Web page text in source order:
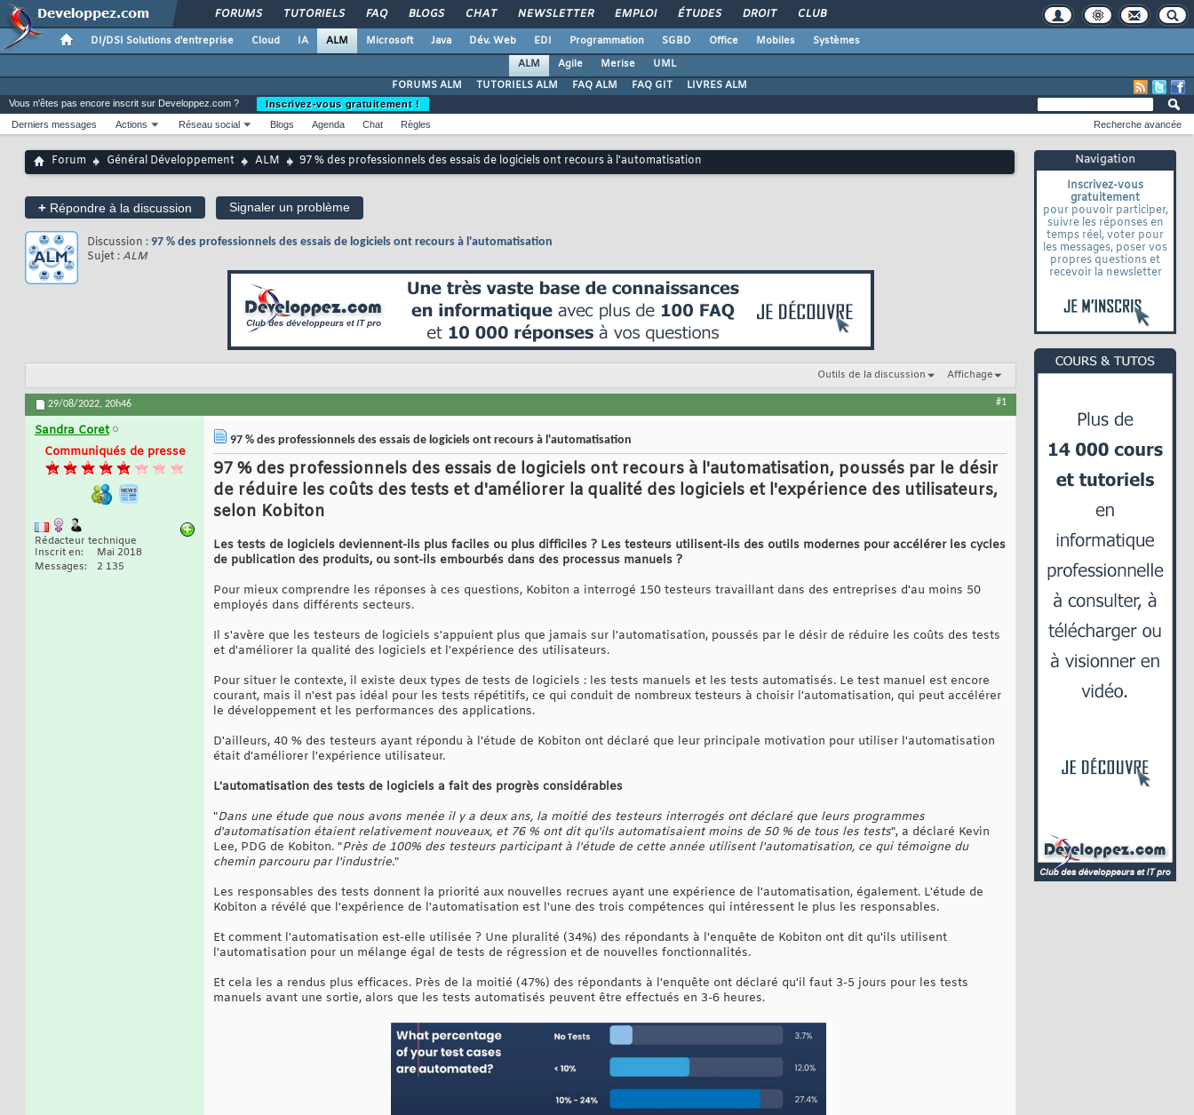
FORUMS TUTORIELS FAQ BLOGS CHAT NEWSLETTER EMPLOI ÉTUDES DROIT CLUB
DI/DSI Solutions d'entreprise Cloud IA ALM Microsoft Java Dév. Web EDI Programmation SGBD Office Mobiles
Systèmes
ALM
Agile Merise
UML
FORUMS ALM
TUTORIELS ALM FAQ ALM FAQ GIT LIVRES ALM
Navigation
Inscrivez-vous
gratuitement
pour pouvoir participer,
suivre les réponses en
temps réel, voter pour
les messages, poser vos
propres questions et
recevoir la newsletter
Vous n'êtes pas encore inscrit sur Developpez.com ?
Inscrivez-vous gratuitement !
Derniers messages
Actions Réseau social Blogs Agenda Chat Règles Recherche avancée
Forum Général Développement ALM 97 % des professionnels des essais de logiciels ont recours à l'automatisation
+ Répondre à la discussion Signaler un problème
Discussion : 97 % des professionnels des essais de logiciels ont recours à l'automatisation
Sujet :ALM
Outils de la discussion Affichage
29/08/2022, 20h46 #1
Sandra Coret
Communiqués de presse
Rédacteur technique
Inscrit en
Mai 2018
Messages
2 135
97 % des professionnels des essais de logiciels ont recours à l'automatisation
97 % des professionnels des essais de logiciels ont recours à l'automatisation, poussés par le désir
de réduire les coûts des tests et d'améliorer la qualité des logiciels et l'expérience des utilisateurs,
selon Kobiton
Les tests de logiciels deviennent-ils plus faciles ou plus difficiles ? Les testeurs utilisent-ils des outils modernes pour accélérer les cycles
de publication des produits, ou sont-ils embourbés dans des processus manuels ?
Pour mieux comprendre les réponses à ces questions, Kobiton a interrogé 150 testeurs travaillant dans des entreprises d'au moins 50
employés dans différents secteurs.
Il s'avère que les testeurs de logiciels s'appuient plus que jamais sur l'automatisation, poussés par le désir de réduire les coûts des tests
et d'améliorer la qualité des logiciels et l'expérience des utilisateurs.
Pour situer le contexte, il existe deux types de tests de logiciels : les tests manuels et les tests automatisés. Le test manuel est encore
courant, mais il n'est pas idéal pour les tests répétitifs, ce qui conduit de nombreux testeurs à choisir l'automatisation, qui peut accélérer
le développement et les performances des applications.
D'ailleurs, 40 % des testeurs ayant répondu à l'étude de Kobiton ont déclaré que leur principale motivation pour utiliser l'automatisation
était d'améliorer l'expérience utilisateur.
L'automatisation des tests de logiciels a fait des progrès considérables
"Dans une étude que nous avons menée il y a deux ans, la moitié des testeurs interrogés ont déclaré que leurs programmes
d'automatisation étaient relativement nouveaux, et 76 % ont dit qu'ils automatisaient moins de 50 % de tous les tests", a déclaré Kevin
Lee, PDG de Kobiton. "Près de 100% des testeurs participant à l'étude de cette année utilisent l'automatisation, ce qui témoigne du
chemin parcouru par l'industrie."
Les responsables des tests donnent la priorité aux nouvelles recrues ayant une expérience de l'automatisation, également. L'étude de
Kobiton a révélé que l'expérience de l'automatisation est l'une des trois compétences qui intéressent le plus les responsables.
Et comment l'automatisation est-elle utilisée ? Une pluralité (34%) des répondants à l'enquête de Kobiton ont dit qu'ils utilisent
l'automatisation pour un mélange égal de tests de régression et de nouvelles fonctionnalités.
Et cela les a rendus plus efficaces. Près de la moitié (47%) des répondants à l'enquête ont déclaré qu'il faut 3-5 jours pour les tests
manuels avant une sortie, alors que les tests automatisés peuvent être effectués en 3-6 heures.